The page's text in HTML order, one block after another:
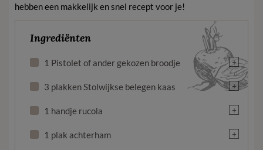
hebben een makkelijk en snel recept voor je!
Ingrediënten
+
1 Pistolet of ander gekozen broodje
+
3 plakken Stolwijkse belegen kaas
+
1 handje rucola
+
1 plak achterham